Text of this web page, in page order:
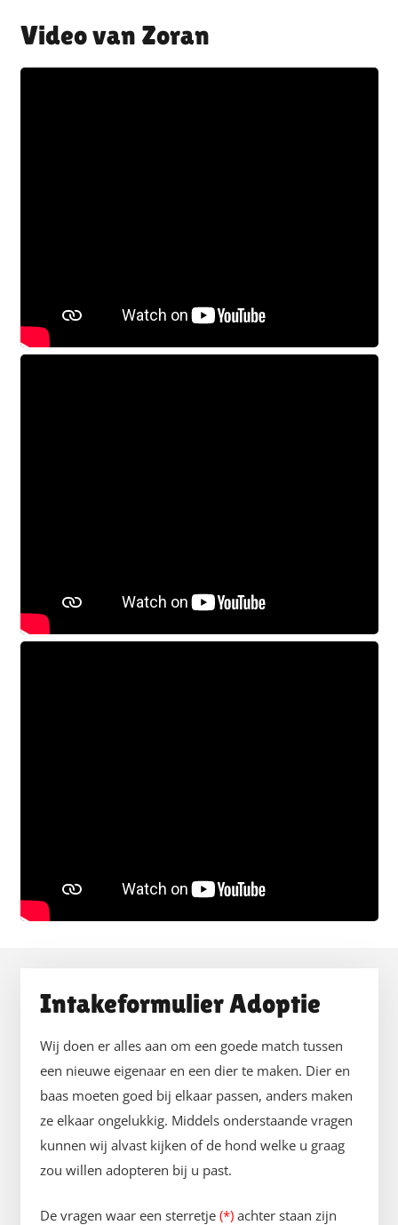
Zoran
Intakeformulier Adoptie
Wij doen er alles aan om een goede match tussen
een nieuwe eigenaar en een dier te maken. Dier en
baas moeten goed bij elkaar passen, anders maken
ze elkaar ongelukkig. Middels onderstaande vragen
kunnen wij alvast kijken of de hond welke u graag
zou willen adopteren bij u past.
De vragen waar een sterretje (*) achter staan zijn